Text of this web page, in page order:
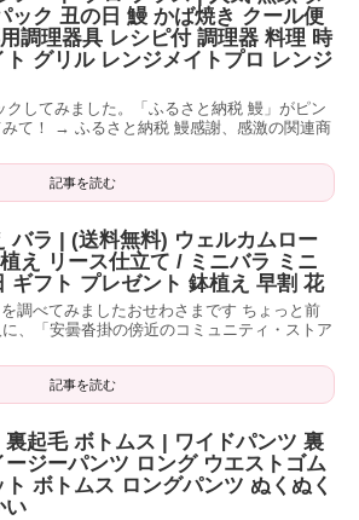
ック 丑の日 鰻 かば焼き クール便
調理器具 レシピ付 調理器 料理 時
グリル レンジメイトプロ レンジ
してみました。「ふるさと納税 鰻」がピン
みて！ → ふるさと納税 鰻感謝、感激の関連商
記事を読む
バラ | (送料無料) ウェルカムロー
え リース仕立て / ミニバラ ミニ
ギフト プレゼント 鉢植え 早割 花
調べてみましたおせわさまです ちょっと前
、「安曇沓掛の傍近のコミュニティ・ストア
記事を読む
起毛 ボトムス | ワイドパンツ 裏
ジーパンツ ロング ウエストゴム
ボトムス ロングパンツ ぬくぬく
い